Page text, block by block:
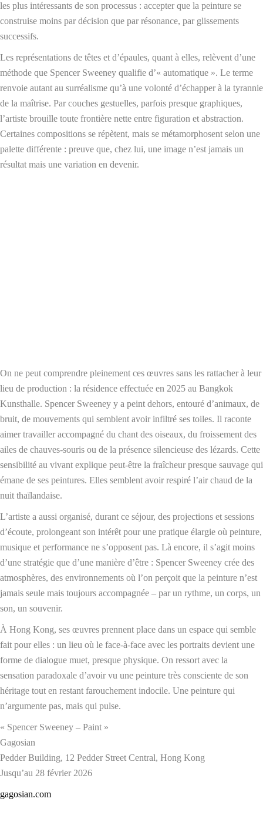
les plus intéressants de son processus : accepter que la peinture se
construise moins par décision que par résonance, par glissements
successifs.
Les représentations de têtes et d’épaules, quant à elles, relèvent d’une
méthode que Spencer Sweeney qualifie d’« automatique ». Le terme
renvoie autant au surréalisme qu’à une volonté d’échapper à la tyrannie
de la maîtrise. Par couches gestuelles, parfois presque graphiques,
l’artiste brouille toute frontière nette entre figuration et abstraction.
Certaines compositions se répètent, mais se métamorphosent selon une
palette différente : preuve que, chez lui, une image n’est jamais un
résultat mais une variation en devenir.
On ne peut comprendre pleinement ces œuvres sans les rattacher à leur
lieu de production : la résidence effectuée en 2025 au Bangkok
Kunsthalle. Spencer Sweeney y a peint dehors, entouré d’animaux, de
bruit, de mouvements qui semblent avoir infiltré ses toiles. Il raconte
aimer travailler accompagné du chant des oiseaux, du froissement des
ailes de chauves-souris ou de la présence silencieuse des lézards. Cette
sensibilité au vivant explique peut-être la fraîcheur presque sauvage qui
émane de ses peintures. Elles semblent avoir respiré l’air chaud de la
nuit thaïlandaise.
L’artiste a aussi organisé, durant ce séjour, des projections et sessions
d’écoute, prolongeant son intérêt pour une pratique élargie où peinture,
musique et performance ne s’opposent pas. Là encore, il s’agit moins
d’une stratégie que d’une manière d’être : Spencer Sweeney crée des
atmosphères, des environnements où l’on perçoit que la peinture n’est
jamais seule mais toujours accompagnée – par un rythme, un corps, un
son, un souvenir.
À Hong Kong, ses œuvres prennent place dans un espace qui semble
fait pour elles : un lieu où le face-à-face avec les portraits devient une
forme de dialogue muet, presque physique. On ressort avec la
sensation paradoxale d’avoir vu une peinture très consciente de son
héritage tout en restant farouchement indocile. Une peinture qui
n’argumente pas, mais qui pulse.
« Spencer Sweeney – Paint »
Gagosian
Pedder Building, 12 Pedder Street Central, Hong Kong
Jusqu’au 28 février 2026
gagosian.com